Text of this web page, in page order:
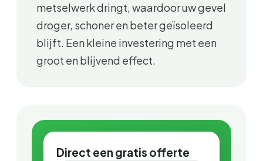
metselwerk dringt, waardoor uw gevel
droger, schoner en beter geïsoleerd
blijft. Een kleine investering met een
groot en blijvend effect.
Direct een gratis offerte